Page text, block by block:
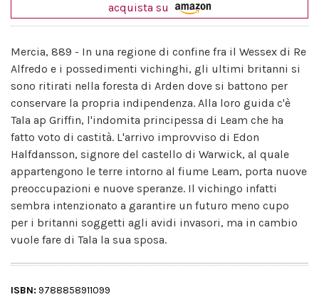
acquista su
Mercia, 889 - In una regione di confine fra il Wessex di Re
Alfredo e i possedimenti vichinghi, gli ultimi britanni si
sono ritirati nella foresta di Arden dove si battono per
conservare la propria indipendenza. Alla loro guida c'è
Tala ap Griffin, l'indomita principessa di Leam che ha
fatto voto di castità. L'arrivo improvviso di Edon
Halfdansson, signore del castello di Warwick, al quale
appartengono le terre intorno al fiume Leam, porta nuove
preoccupazioni e nuove speranze. Il vichingo infatti
sembra intenzionato a garantire un futuro meno cupo
per i britanni soggetti agli avidi invasori, ma in cambio
vuole fare di Tala la sua sposa.
ISBN: 9788858911099